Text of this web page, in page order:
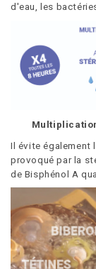
d'eau, les
Il évite également
provoqué par la
de Bisphénol A